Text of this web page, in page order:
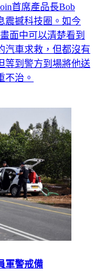
首席產品長Bob
震撼科技圈。如今
面中可以清楚看到
汽車求救，但都沒有
等到警方到場將他送
不治。
軍警戒備